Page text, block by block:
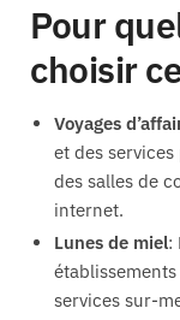
Pour
choisir
Voyages
et des
des salles de
internet.
Lunes de miel:
services sur-